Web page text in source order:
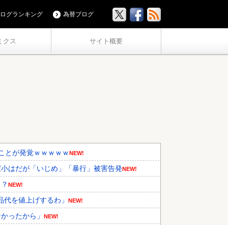
クス サイト概要
グランキング 為替ブログ
とが発覚ｗｗｗｗｗNEW!
はだが「いじめ」「暴行」被害告発NEW!
NEW!
を値上げするわ」 NEW!
ったから」 NEW!